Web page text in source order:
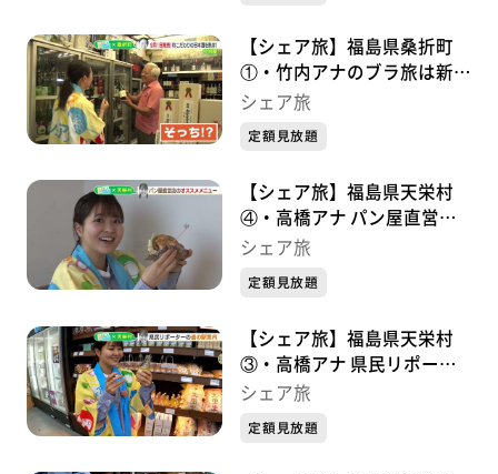
【シェア旅】福島県桑折町
①・竹内アナのブラ旅は新た
な街へ！素敵な出会いはある
シェア旅
定額見放題
【シェア旅】福島県天栄村
④・高橋アナ パン屋直営店
のオススメメニュー
シェア旅
定額見放題
【シェア旅】福島県天栄村
③・高橋アナ 県民リポータ
ーの道の駅案内(2023/12/7)
シェア旅
定額見放題